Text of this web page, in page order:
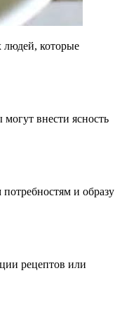
людей, которые
внести ясность
и образу
рецептов или